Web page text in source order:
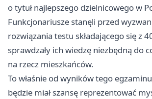
o tytuł najlepszego dzielnicowego w
Funkcjonariusze stanęli przed
rozwiązania testu składającego się z
sprawdzały ich wiedzę niezbędną do
na rzecz mieszkańców.
To właśnie od wyników tego
będzie miał szansę reprezentować